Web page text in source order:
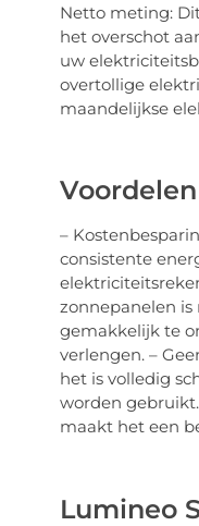
Netto meting:
het overschot
uw
overtollige
maandelijkse
–
consistente
zonnepanelen
gemakkelijk te
verlengen. –
het is volledig
worden
maakt het een
Lumineo